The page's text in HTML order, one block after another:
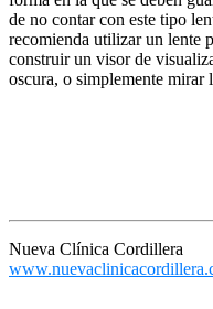
de no contar con este tipo
recomienda utilizar un lente
construir un visor de
oscura, o simplemente mirar
Nueva Clínica Cordillera